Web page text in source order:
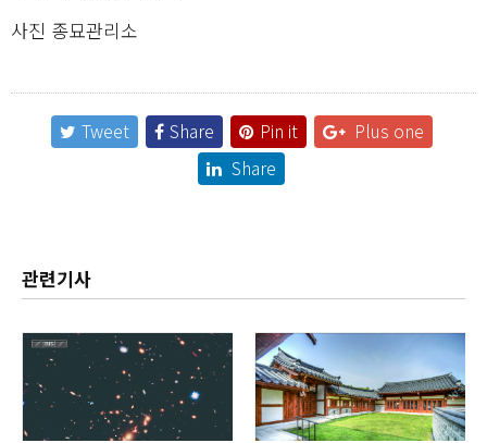
사진 종묘관리소
Tweet Share Pin it
Plus one
Share
관련기사